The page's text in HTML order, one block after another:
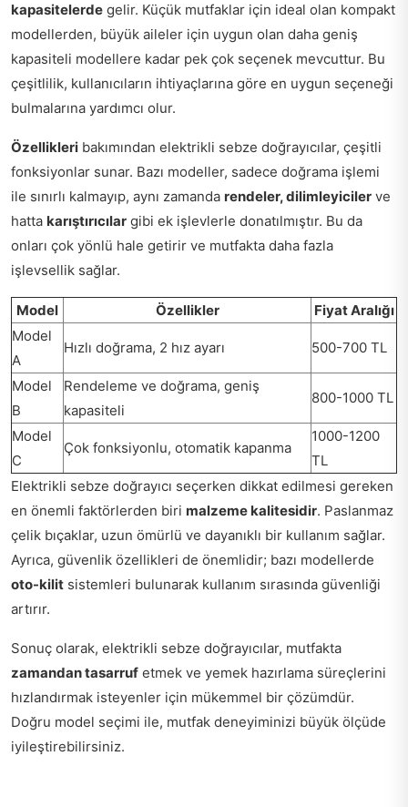
kapasitelerde gelir. Küçük mutfaklar için ideal olan kompakt
modellerden, büyük aileler için uygun olan daha geniş
kapasiteli modellere kadar pek çok seçenek mevcuttur. Bu
çeşitlilik, kullanıcıların ihtiyaçlarına göre en uygun seçeneği
bulmalarına yardımcı olur.
Özellikleri bakımından elektrikli sebze doğrayıcılar, çeşitli
fonksiyonlar sunar. Bazı modeller, sadece doğrama işlemi
ile sınırlı kalmayıp, aynı zamanda rendeler, dilimleyiciler ve
hatta karıştırıcılar gibi ek işlevlerle donatılmıştır. Bu da
onları çok yönlü hale getirir ve mutfakta daha fazla
işlevsellik sağlar.
Model Özellikler
Fiyat Aralığı
Model
A
Hızlı doğrama, 2 hız ayarı 500-700 TL
Model
B
Rendeleme ve doğrama, geniş
kapasiteli
800-1000 TL
Model
C
Çok fonksiyonlu, otomatik kapanma
1000-1200
TL
Elektrikli sebze doğrayıcı seçerken dikkat edilmesi gereken
en önemli faktörlerden biri malzeme kalitesidir. Paslanmaz
çelik bıçaklar, uzun ömürlü ve dayanıklı bir kullanım sağlar.
Ayrıca, güvenlik özellikleri de önemlidir; bazı modellerde
oto-kilit sistemleri bulunarak kullanım sırasında güvenliği
artırır.
Sonuç olarak, elektrikli sebze doğrayıcılar, mutfakta
zamandan tasarruf etmek ve yemek hazırlama süreçlerini
hızlandırmak isteyenler için mükemmel bir çözümdür.
Doğru model seçimi ile, mutfak deneyiminizi büyük ölçüde
iyileştirebilirsiniz.